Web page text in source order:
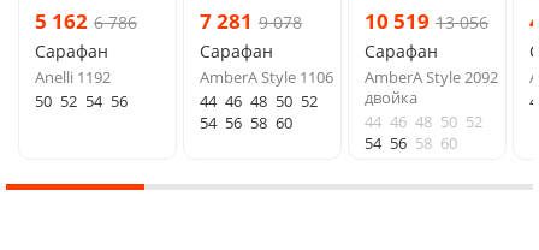
5 162 6 786
Сарафан
Anelli 1192
50 52 54 56
7 281 9 078
Сарафан
AmberA Style 1106
44 46 48 50 52
54 56 58 60
10 519 13 056
Сарафан
AmberA Style 2092
двойка
44 46 48 50 52
54 56 58 60